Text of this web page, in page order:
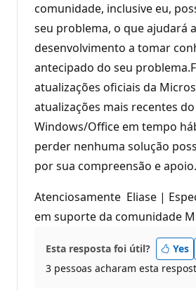
comunidade, inclusive eu,
seu problema, o que ajudará
desenvolvimento a tomar
antecipado do seu
atualizações oficiais da
atualizações mais recentes do
Windows/Office em tempo
perder nenhuma solução
por sua compreensão e apoio.
Atenciosamente Eliase |
em suporte da comunidade
Esta resposta foi útil? Yes
3 pessoas acharam esta